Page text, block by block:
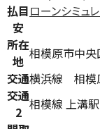
払目
安
ローンシミュ
所在
地 相模原市中央
交通横浜線 相模
交通
2 相模線 上溝